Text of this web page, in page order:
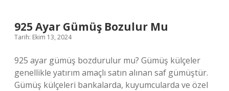
925 Ayar Gümüş Bozulur Mu
Tarih: Ekim 13, 2024
925 ayar gümüş bozdurulur mu? Gümüş külçeler
genellikle yatırım amaçlı satın alınan saf gümüştür.
Gümüş külçeleri bankalarda, kuyumcularda ve özel